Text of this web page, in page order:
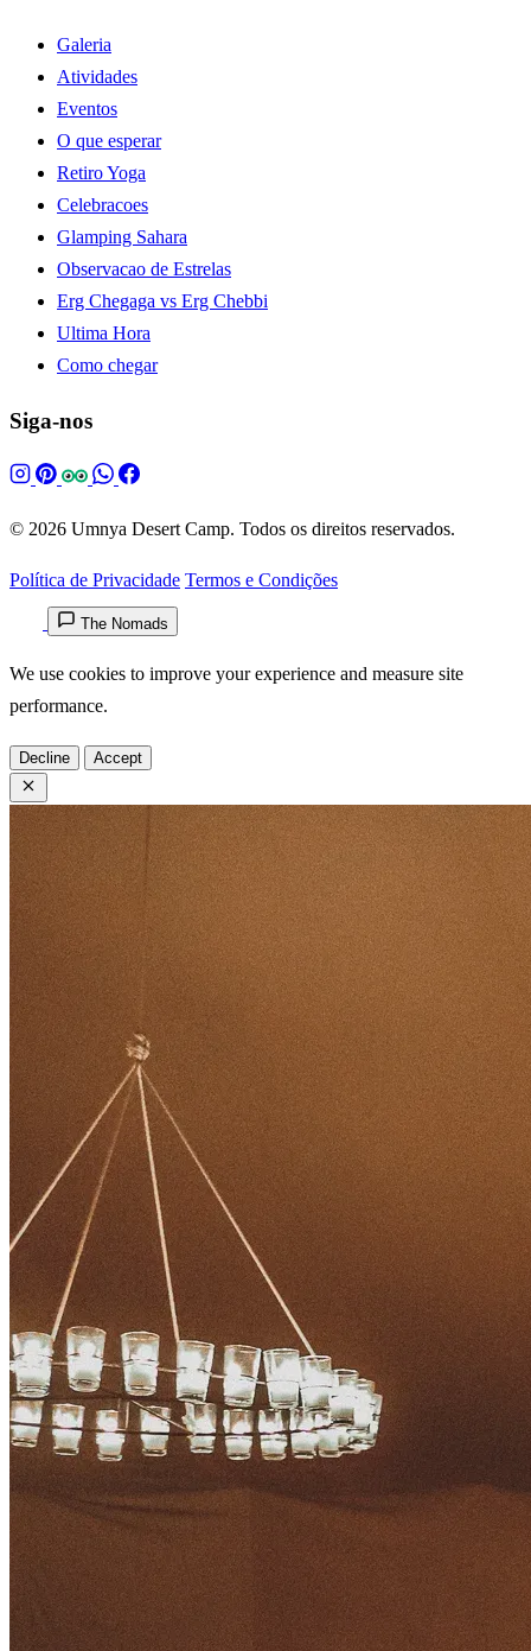
Galeria
Atividades
Eventos
O que esperar
Retiro Yoga
Celebracoes
Glamping Sahara
Observacao de Estrelas
Erg Chegaga vs Erg Chebbi
Ultima Hora
Como chegar
Siga-nos
© 2026 Umnya Desert Camp. Todos os direitos reservados.
Política de Privacidade Termos e Condições
The Nomads
We use cookies to improve your experience and measure site
performance.
Decline Accept